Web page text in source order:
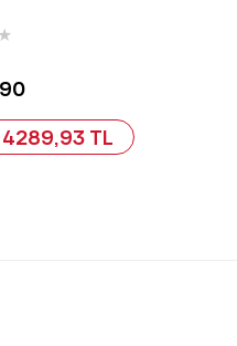
★
4289,93 TL